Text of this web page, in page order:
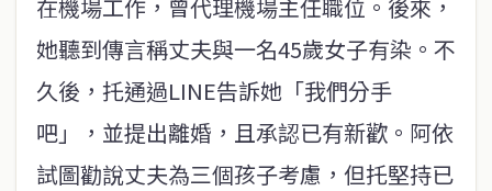
在機場工作，曾代理機場主任職位。後來，
她聽到傳言稱丈夫與一名45歲女子有染。不
久後，托通過LINE告訴她「我們分手
吧」，並提出離婚，且承認已有新歡。阿依
試圖勸說丈夫為三個孩子考慮，但托堅持已